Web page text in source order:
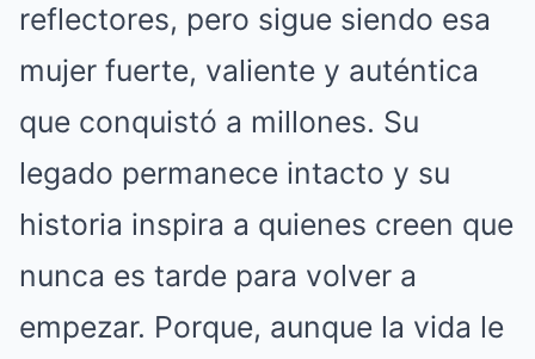
reflectores, pero sigue siendo esa
mujer fuerte, valiente y auténtica
que conquistó a millones. Su
legado permanece intacto y su
historia inspira a quienes creen que
nunca es tarde para volver a
empezar. Porque, aunque la vida le